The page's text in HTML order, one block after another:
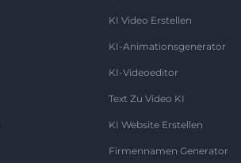
KI Video Erstellen
KI-Animationsgenerator
KI-Videoeditor
Text Zu Video KI
KI Website Erstellen
Firmennamen Generator